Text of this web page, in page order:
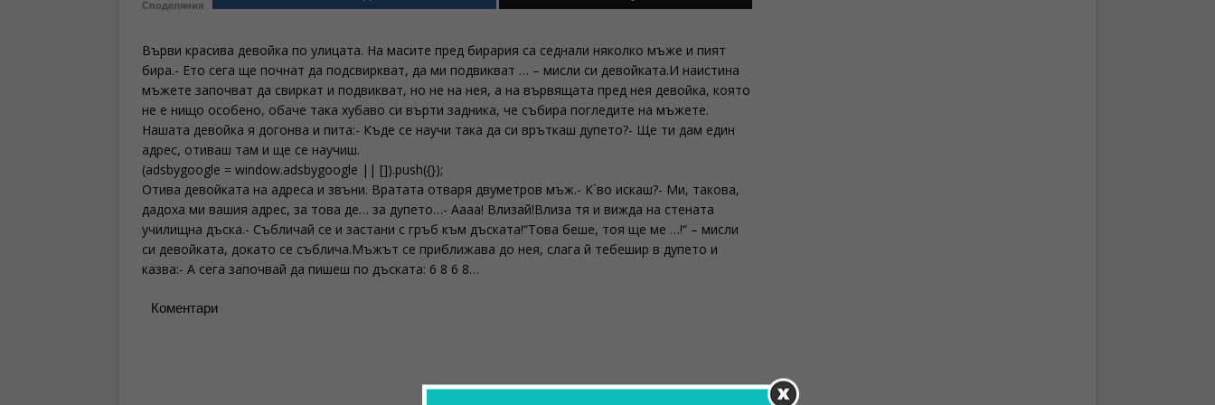
Споделяния
Върви красива девойка по улицата. На масите пред бирария са седнали няколко мъже и пият
бира.- Ето сега ще почнат да подсвиркват, да ми подвикват … – мисли си девойката.И наистина
мъжете започват да свиркат и подвикват, но не на нея, а на вървящата пред нея девойка, която
не е нищо особено, обаче така хубаво си върти задника, че събира погледите на мъжете.
Нашата девойка я догонва и пита:- Къде се научи така да си връткаш дупето?- Ще ти дам един
адрес, отиваш там и ще се научиш.
(adsbygoogle = window.adsbygoogle || []).push({});
Отива девойката на адреса и звъни. Вратата отваря двуметров мъж.- К`во искаш?- Ми, такова,
дадоха ми вашия адрес, за това де… за дупето…- Аааа! Влизай!Влиза тя и вижда на стената
училищна дъска.- Събличай се и застани с гръб към дъската!“Това беше, тоя ще ме …!“ – мисли
си девойката, докато се съблича.Мъжът се приближава до нея, слага й тебешир в дупето и
казва:- А сега започвай да пишеш по дъската: 6 8 6 8…
Коментари